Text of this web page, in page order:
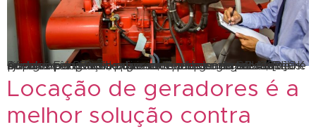
Dúvidas em relação a geradores de energia? A SBLOK ajuda você! O Rio de Janeiro é o segundo estado mais populoso do Brasil, por isso, é necessário ter cautela e contar apenas com quem entende de geradores de energia. E é por isso que você precisa da SBLOK. Afinal, é perigoso confiar em qualquer empresa, […]
Locação de geradores é a
melhor solução contra